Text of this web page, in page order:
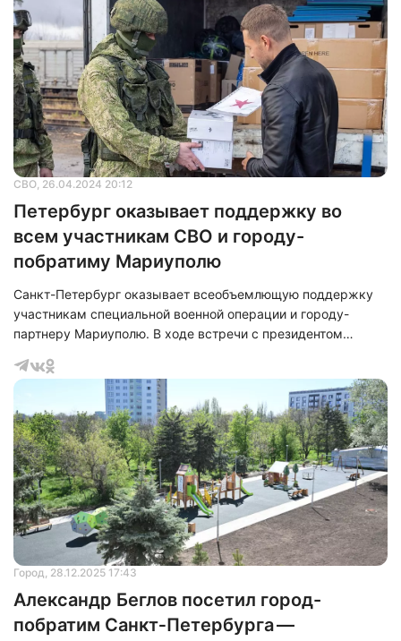
СВО, 26.04.2024 20:12
Петербург оказывает поддержку во
всем участникам СВО и городу-
побратиму Мариуполю
Санкт-Петербург оказывает всеобъемлющую поддержку
участникам специальной военной операции и городу-
партнеру Мариуполю. В ходе встречи с президентом
Беглов сообщил об организации медицинской помощи и
реабилитации для участников боевых действий и их семей.
Город, 28.12.2025 17:43
Александр Беглов посетил город-
побратим Санкт‑Петербурга —